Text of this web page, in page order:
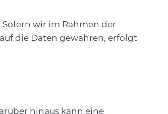
wir im Rahmen der
die Daten gewähren, erfolgt
hinaus kann eine